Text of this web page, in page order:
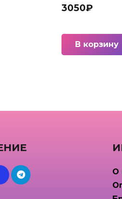
3050₽
В корзину
О